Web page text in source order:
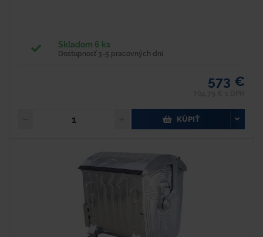
Skladom 6 ks
Dostupnosť 3-5 pracovných dní
573 €
KÚPIŤ